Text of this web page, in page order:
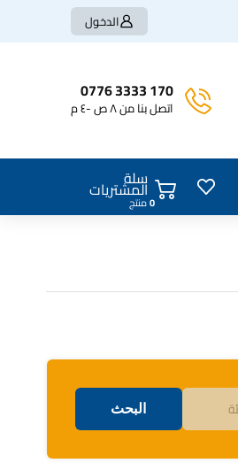
الدخول
170 3333 0776
اتصل بنا من ٨ ص -٤ م
سلة
المشتريات
منتج